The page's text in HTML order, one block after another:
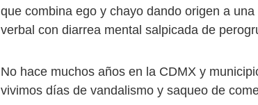
que combina ego y chayo dando origen a
verbal con diarrea mental salpicada de
No hace muchos años en la CDMX y
vivimos días de vandalismo y saqueo de